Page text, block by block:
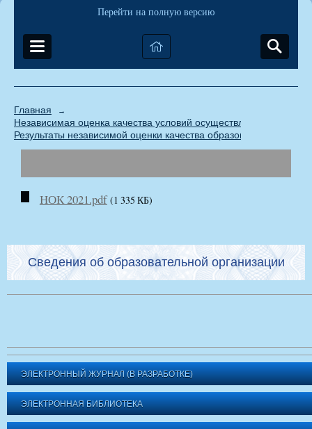
Перейти на полную версию
Главная →
Независимая оценка качества условий осуществления
Результаты независимой оценки качества образовательной
НОК 2021.pdf (1 335 КБ)
Сведения об образовательной организации
ЭЛЕКТРОННЫЙ ЖУРНАЛ (В РАЗРАБОТКЕ)
ЭЛЕКТРОННАЯ БИБЛИОТЕКА